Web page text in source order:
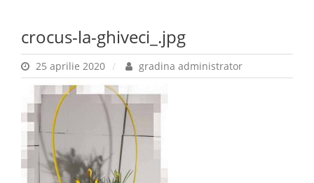
crocus-la-ghiveci_.jpg
25 aprilie 2020 gradina administrator